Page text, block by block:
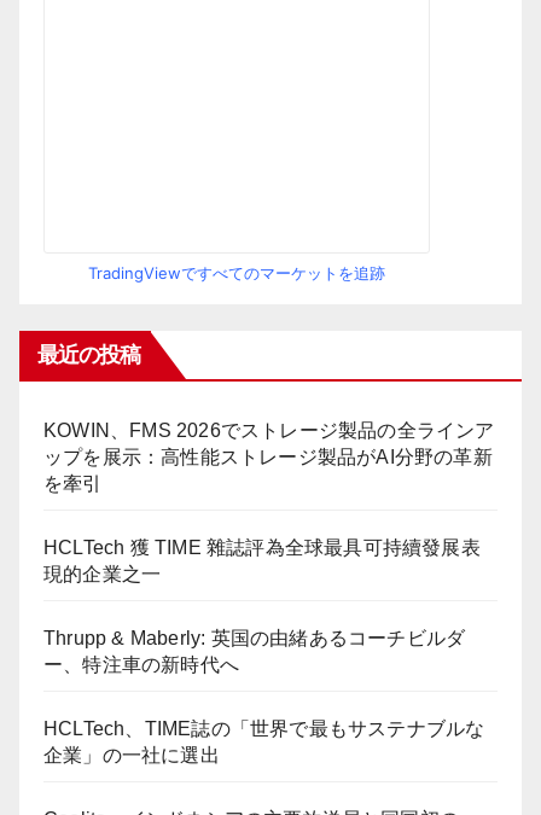
TradingViewですべてのマーケットを追跡
最近の投稿
KOWIN、FMS 2026でストレージ製品の全ラインア
ップを展示：高性能ストレージ製品がAI分野の革新
を牽引
HCLTech 獲 TIME 雜誌評為全球最具可持續發展表
現的企業之一
Thrupp & Maberly: 英国の由緒あるコーチビルダ
ー、特注車の新時代へ
HCLTech、TIME誌の「世界で最もサステナブルな
企業」の一社に選出